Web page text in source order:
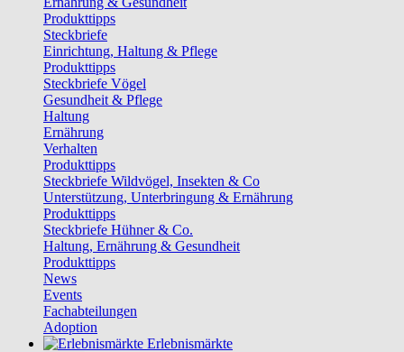
Produkttipps
Steckbriefe
Einrichtung, Haltung & Pflege
Produkttipps
Steckbriefe Vögel
Gesundheit & Pflege
Haltung
Ernährung
Verhalten
Produkttipps
Steckbriefe Wildvögel, Insekten & Co
Unterstützung, Unterbringung & Ernährung
Produkttipps
Steckbriefe Hühner & Co.
Haltung, Ernährung & Gesundheit
Produkttipps
News
Events
Fachabteilungen
Adoption
Erlebnismärkte